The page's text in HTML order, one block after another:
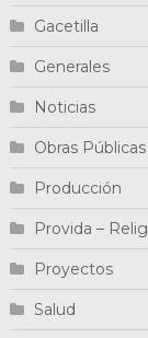
Gacetilla
Generales
Noticias
Obras Públicas
Producción
Provida –
Proyectos
Salud